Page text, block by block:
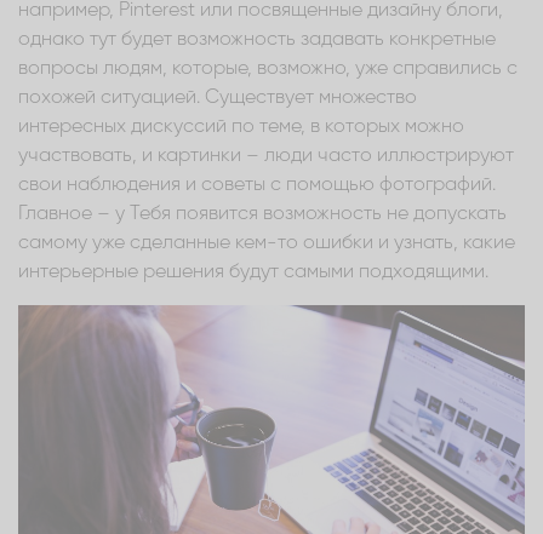
например, Pinterest или посвященные дизайну блоги,
однако тут будет возможность задавать конкретные
вопросы людям, которые, возможно, уже справились с
похожей ситуацией. Существует множество
интересных дискуссий по теме, в которых можно
участвовать, и картинки – люди часто иллюстрируют
свои наблюдения и советы с помощью фотографий.
Главное – у Тебя появится возможность не допускать
самому уже сделанные кем-то ошибки и узнать, какие
интерьерные решения будут самыми подходящими.